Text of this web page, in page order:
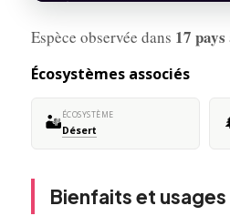
Espèce observée dans 17 pays
Écosystèmes associés
🏜️ÉCOSYSTÈME
Désert
Bienfaits et usages